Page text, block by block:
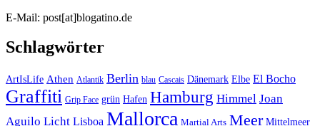
E-Mail: post[at]blogatino.de
Schlagwörter
ArtIsLife Athen Atlantik Berlin blau Cascais Dänemark Elbe El Bocho
Graffiti Grip Face grün Hafen Hamburg Himmel Joan
Aguilo Licht Lisboa Mallorca Martial Arts Meer Mittelmeer